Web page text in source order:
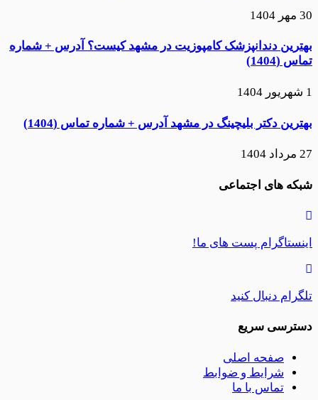
30 مهر 1404
بهترین دندانپزشک کامپوزیت در مشهد کیست؟ آدرس + شماره
تماس (1404)
1 شهریور 1404
بهترین دکتر بلیچینگ در مشهد آدرس + شماره تماس (1404)
27 مرداد 1404
شبکه های اجتماعی
اینستاگرام پست های ما!
تلگرام دنبال کنید
دسترسی سریع
صفحه اصلی
شرایط و ضوابط
تماس با ما